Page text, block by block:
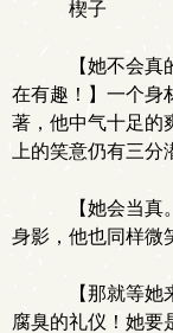
楔子
【她不会真
在有趣！】一个身
著，他中气十足的
上的笑意仍有三分
【她会当真
身影，他也同样微
【那就等她
腐臭的礼仪！她要